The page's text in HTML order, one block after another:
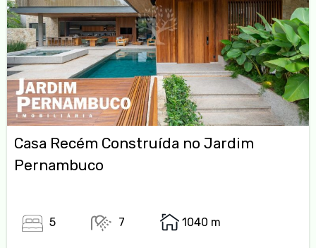
Casa Recém Construída no Jardim
Pernambuco
5 7 1040 m